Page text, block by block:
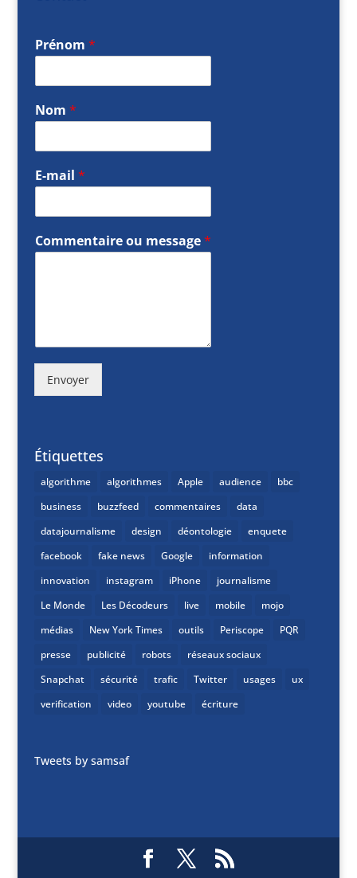
Prénom *
Nom *
E-mail *
Commentaire ou message*
Envoyer
Étiquettes
algorithme algorithmes Apple audience
bbc
business
buzzfeed commentaires
data
datajournalisme
design déontologie
enquete
facebook
fake news Google
information
innovation
instagram iPhone
journalisme
Le Monde
Les Décodeurs live mobile
mojo
médias
New York Times outils Periscope
PQR
presse
publicité robots
réseaux sociaux
Snapchat
sécurité trafic Twitter usages
ux
verification
video youtube écriture
Tweets by samsaf